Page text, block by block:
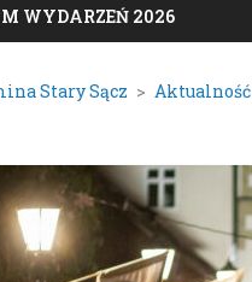
WYDARZEŃ 2026
Stary Sącz > Aktualność